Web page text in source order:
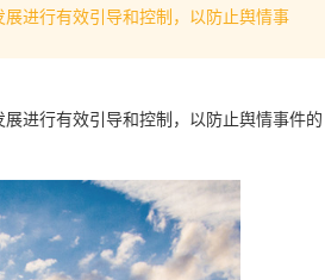
进行有效引导和控制，以防止舆情事
进行有效引导和控制，以防止舆情事件的